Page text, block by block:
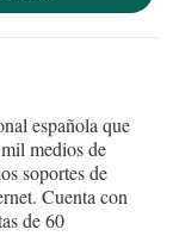
española que
medios de
soportes de
Cuenta con
de 60